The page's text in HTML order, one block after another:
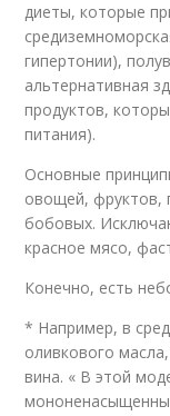
диеты, которые
гипертонии),
альтернативная
продуктов,
питания).
Основные
овощей, фруктов,
бобовых.
красное мясо,
Конечно, есть
* Например, в
оливкового
вина. « В этой